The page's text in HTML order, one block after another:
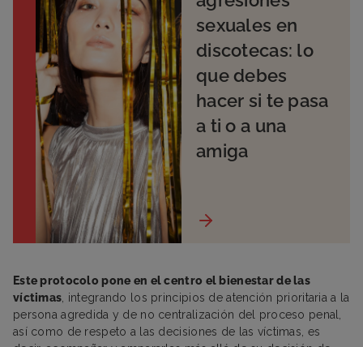
sexuales en
discotecas: lo
que debes
hacer si te pasa
a ti o a una
amiga
Este protocolo pone en el centro el bienestar de las
víctimas, integrando los principios de atención prioritaria a la
persona agredida y de no centralización del proceso penal,
así como de respeto a las decisiones de las víctimas, es